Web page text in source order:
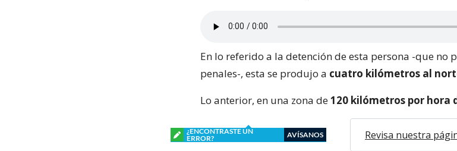
En lo referido a la detención de esta persona -que no
penales-, esta se produjo a cuatro kilómetros al
Lo anterior, en una zona de120 kilómetros por hora
¿ENCONTRASTE UN
ERROR?
AVÍSANOS Revisa nuestra